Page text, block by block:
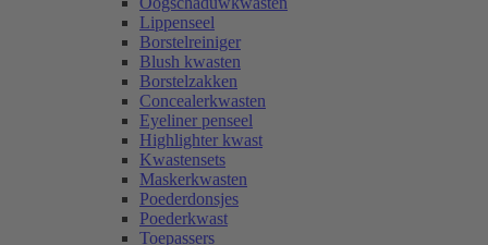
Lippenseel
Borstelreiniger
Blush kwasten
Borstelzakken
Concealerkwasten
Eyeliner penseel
Highlighter kwast
Kwastensets
Maskerkwasten
Poederdonsjes
Poederkwast
Toepassers